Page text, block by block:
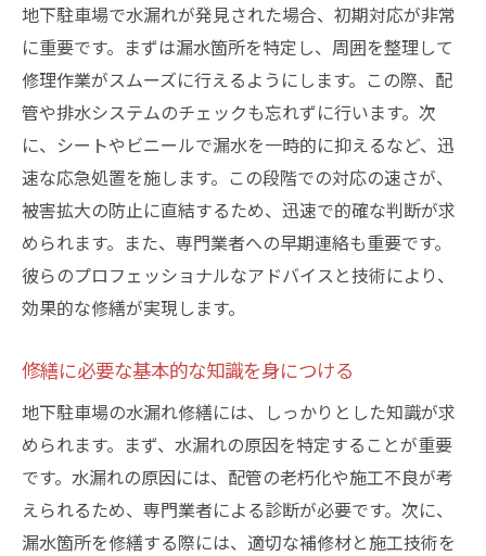
コーティング後のメンテナンス方法
コーティングにおける最新技術の紹介
防水コーティングのコストパフォーマンス
地下駐車場での水漏れを防ぐための最新技術の
採用
水漏れ防止のためのテクノロジー
最新技術を用いた漏水検知システム
スマートセンサーの活用による予防策
AI技術による水漏れ予測と対応
技術革新によるコスト削減効果
水漏れのない安心安全な地下駐車場を維持する
ために
長期的な維持管理計画の策定
住民とのコミュニケーション強化
地下駐車場で水漏れが発見された場合、初期対応が非常
に重要です。まずは漏水箇所を特定し、周囲を整理して
修理作業がスムーズに行えるようにします。この際、配
管や排水システムのチェックも忘れずに行います。次
に、シートやビニールで漏水を一時的に抑えるなど、迅
速な応急処置を施します。この段階での対応の速さが、
被害拡大の防止に直結するため、迅速で的確な判断が求
められます。また、専門業者への早期連絡も重要です。
彼らのプロフェッショナルなアドバイスと技術により、
効果的な修繕が実現します。
修繕に必要な基本的な知識を身につける
地下駐車場の水漏れ修繕には、しっかりとした知識が求
められます。まず、水漏れの原因を特定することが重要
です。水漏れの原因には、配管の老朽化や施工不良が考
えられるため、専門業者による診断が必要です。次に、
漏水箇所を修繕する際には、適切な補修材と施工技術を